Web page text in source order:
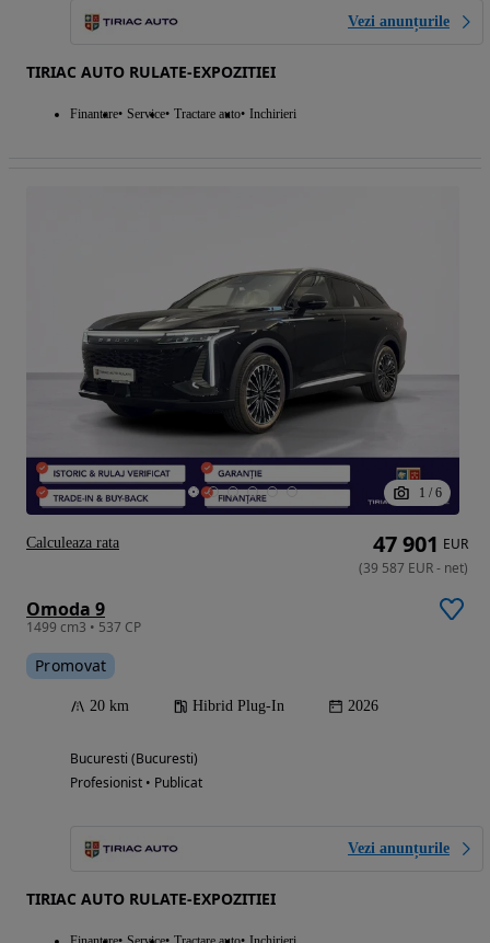
Vezi anunțurile
TIRIAC AUTO RULATE-EXPOZITIEI
Finantare Service Tractare auto Inchirieri
1 / 6
Omoda 9
1499 cm3 • 537 CP
Promovat
20 km Hibrid Plug-In 2026
Bucuresti (Bucuresti)
Profesionist • Publicat
Vezi anunțurile
TIRIAC AUTO RULATE-EXPOZITIEI
47 901 EUR
(39 587 EUR- net)
Calculeaza rata